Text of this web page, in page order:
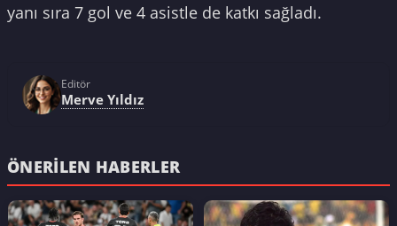
yanı sıra 7 gol ve 4 asistle de katkı sağladı.
Editör
Merve Yıldız
ÖNERILEN HABERLER